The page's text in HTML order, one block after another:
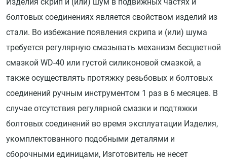
болтовых соединениях является свойством изделий из
стали. Во избежание появления скрипа и (или) шума
требуется регулярную смазывать механизм бесцветной
смазкой WD-40 или густой силиконовой смазкой, а
также осуществлять протяжку резьбовых и болтовых
соединений ручным инструментом 1 раз в 6 месяцев. В
случае отсутствия регулярной смазки и подтяжки
болтовых соединений во время эксплуатации Изделия,
укомплектованного подобными деталями и
сборочными единицами, Изготовитель не несет